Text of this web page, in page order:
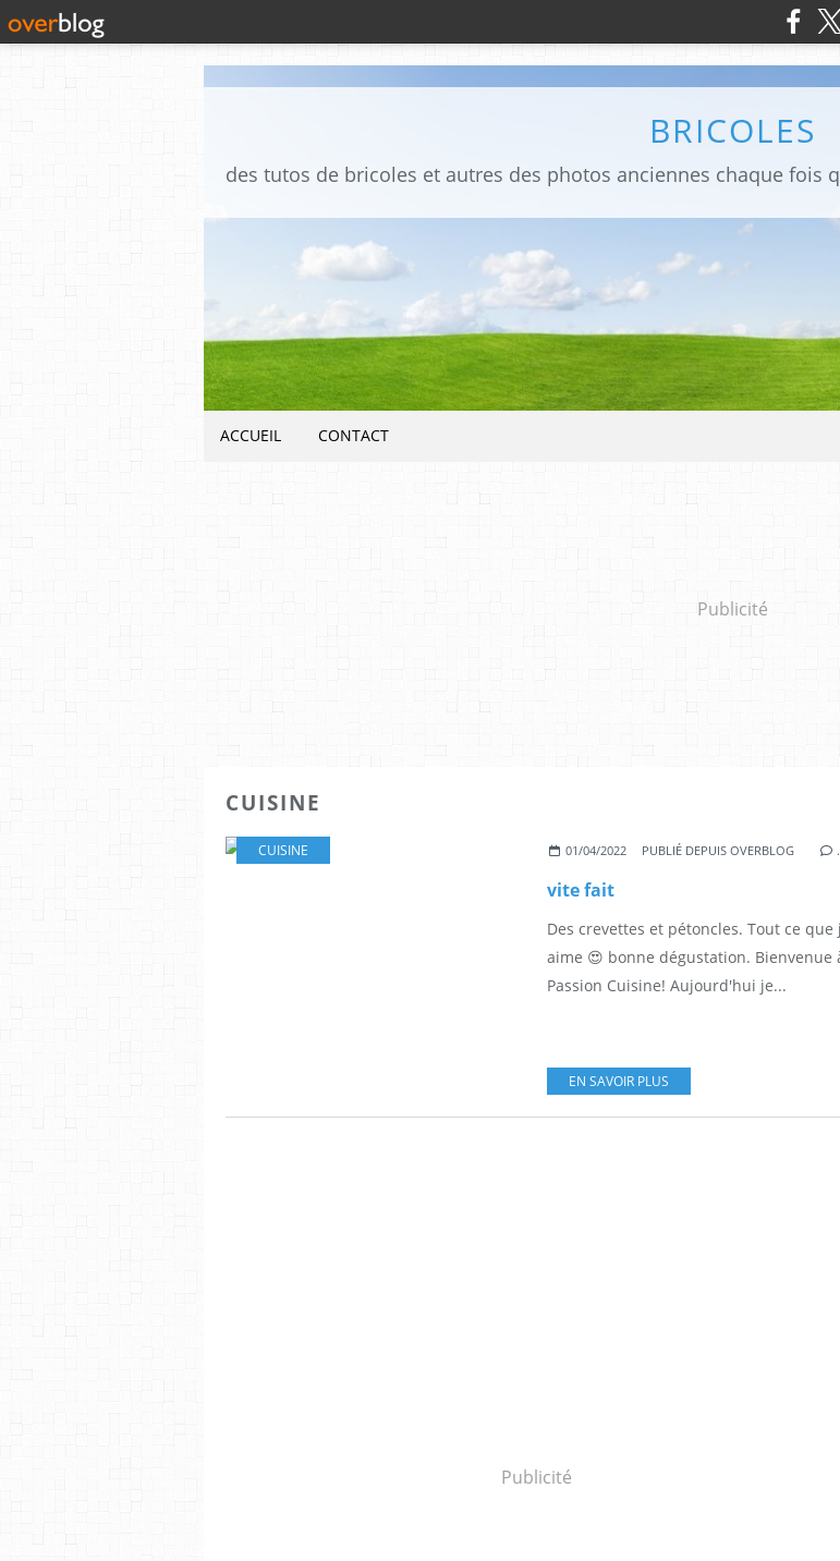
BRICOLES
ACCUEIL CONTACT
Publicité
CUISINE
CUISINE 01/04/2022 PUBLIÉ DEPUIS OVERBLOG
vite fait
Des crevettes et pétoncles. Tout ce que j
aime 😍 bonne dégustation. Bienvenue
Passion Cuisine! Aujourd'hui je...
EN SAVOIR PLUS
Publicité